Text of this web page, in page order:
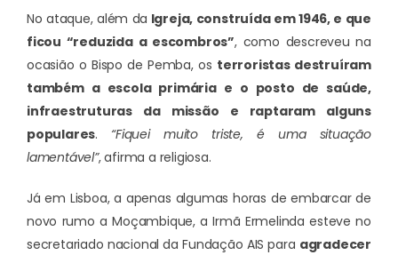
No ataque, além da Igreja, construída em 1946, e que
ficou “reduzida a escombros”, como descreveu na
ocasião o Bispo de Pemba, os terroristas destruíram
também a escola primária e o posto de saúde,
infraestruturas da missão e raptaram alguns
populares. “Fiquei muito triste, é uma situação
lamentável”, afirma a religiosa.
Já em Lisboa, a apenas algumas horas de embarcar de
novo rumo a Moçambique, a Irmã Ermelinda esteve no
secretariado nacional da Fundação AIS para agradecer